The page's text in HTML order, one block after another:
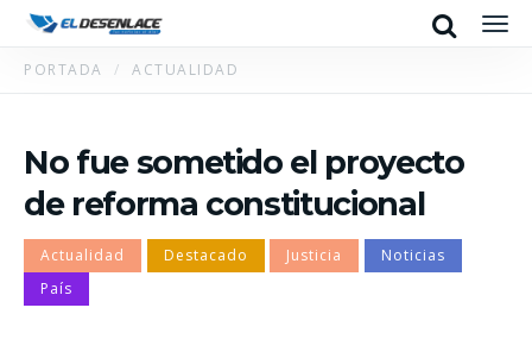
Search
PORTADA ACTUALIDAD
No fue sometido el proyecto
de reforma constitucional
Actualidad Destacado Justicia
Noticias
País